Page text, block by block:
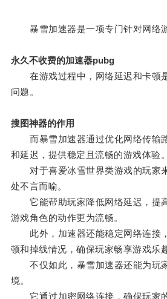
暴雪加速器是一项专门针对网络游
永久不收费的加速器pubg
在游戏过程中，网络延迟和卡顿
问题。
搜图神器的作用
而暴雪加速器通过优化网络传输
和延迟，提供稳定且流畅的游戏体验。
对于喜爱冰雪世界类游戏的玩家
处不言而喻。
它能帮助玩家降低网络延迟，提
游戏角色的动作更为流畅。
此外，加速器还能稳定网络连接
顿和掉线情况，确保玩家畅享游戏乐
不仅如此，暴雪加速器还能为玩
境。
它通过加密网络连接，确保玩家